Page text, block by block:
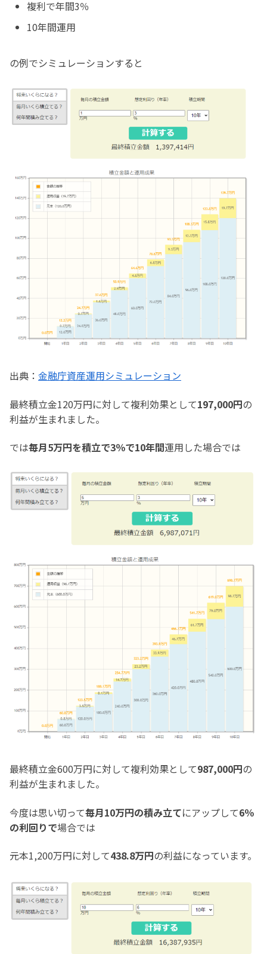
複利で年間3％
10年間運用
の例でシミュレーションすると
出典： 金融庁資産運用シミュレーション
最終積立金120万円に対して複利効果として197,000円の
利益が生まれました。
では毎月5万円を積立で3％で10年間運用した場合では
最終積立金600万円に対して複利効果として987,000円の
利益が生まれました。
今度は思い切って毎月10万円の積み立てにアップして6％
の利回りで場合では
元本1,200万円に対して438.8万円の利益になっています。